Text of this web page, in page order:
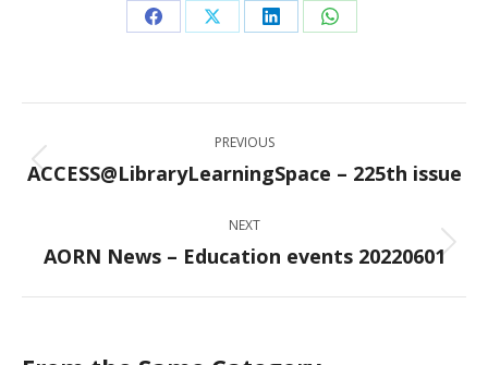
Share
Facebook
Share
X
Share
LinkedIn
Share
WhatsApp
navigation
PREVIOUS
Previous
ACCESS@LibraryLearningSpace – 225th issue
NEXT
Next
AORN News – Education events 20220601